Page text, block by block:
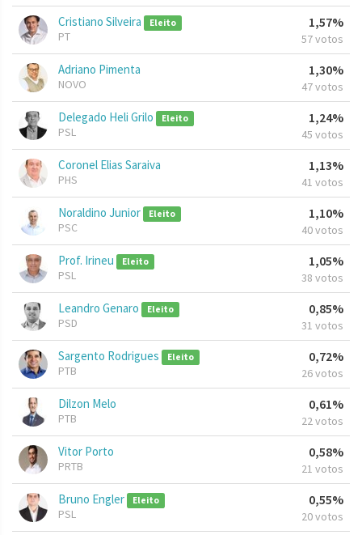
Cristiano Silveira Eleito
PT
1,57%
57 votos
Adriano Pimenta
NOVO
1,30%
47 votos
Delegado Heli Grilo Eleito
PSL
1,24%
45 votos
Coronel Elias Saraiva
PHS
1,13%
41 votos
Noraldino Junior Eleito
PSC
1,10%
40 votos
Prof. Irineu Eleito
PSL
1,05%
38 votos
Leandro Genaro Eleito
PSD
0,85%
31 votos
Sargento Rodrigues Eleito
PTB
0,72%
26 votos
Dilzon Melo
PTB
0,61%
22 votos
Vitor Porto
PRTB
0,58%
21 votos
Bruno Engler Eleito
PSL
0,55%
20 votos